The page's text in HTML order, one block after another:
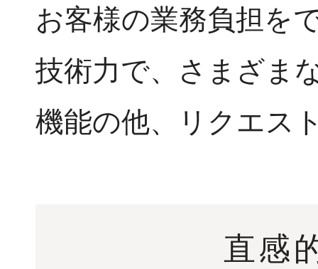
お客様の業務負担を
技術力で、さまざま
機能の他、リクエス
直感